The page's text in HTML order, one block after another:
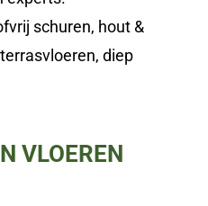
schuren, hout &
diep
VLOEREN